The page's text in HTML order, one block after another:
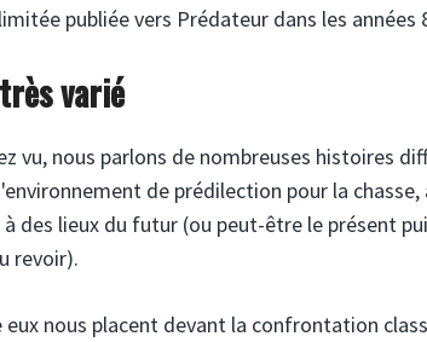
publiée vers Prédateur dans les années
varié
vu, nous parlons de nombreuses histoires
de prédilection pour la
des lieux du futur (ou peut-être le présent
revoir).
eux nous placent devant la confrontation